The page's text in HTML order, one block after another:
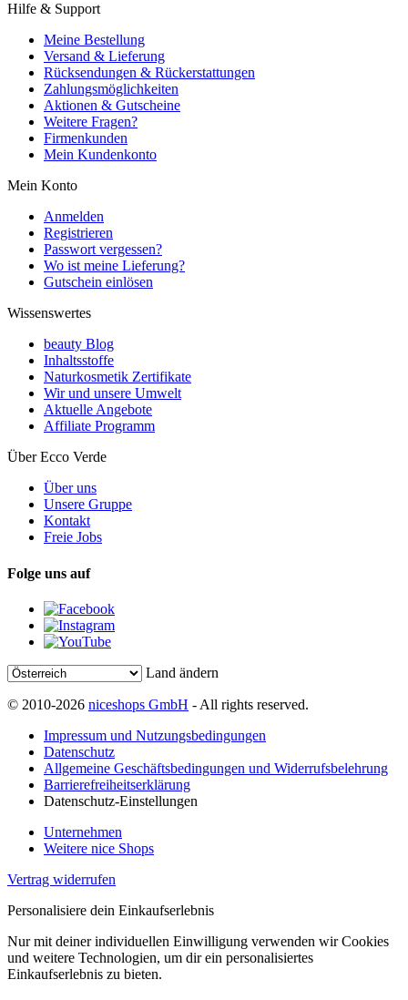
Hilfe & Support
Meine Bestellung
Versand & Lieferung
Rücksendungen & Rückerstattungen
Zahlungsmöglichkeiten
Aktionen & Gutscheine
Weitere Fragen?
Firmenkunden
Mein Kundenkonto
Mein Konto
Anmelden
Registrieren
Passwort vergessen?
Wo ist meine Lieferung?
Gutschein einlösen
Wissenswertes
beauty Blog
Inhaltsstoffe
Naturkosmetik Zertifikate
Wir und unsere Umwelt
Aktuelle Angebote
Affiliate Programm
Über Ecco Verde
Über uns
Unsere Gruppe
Kontakt
Freie Jobs
Folge uns auf
Land ändern
© 2010-2026 niceshops GmbH - All rights reserved.
Impressum und Nutzungsbedingungen
Datenschutz
Allgemeine Geschäftsbedingungen und Widerrufsbelehrung
Barrierefreiheitserklärung
Datenschutz-Einstellungen
Unternehmen
Weitere nice Shops
Vertrag widerrufen
Personalisiere dein Einkaufserlebnis
Nur mit deiner individuellen Einwilligung verwenden wir Cookies
und weitere Technologien, um dir ein personalisiertes
Einkaufserlebnis zu bieten.